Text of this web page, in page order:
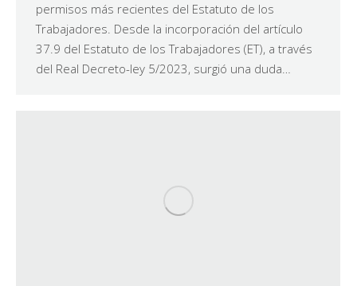
permisos más recientes del Estatuto de los
Trabajadores. Desde la incorporación del artículo
37.9 del Estatuto de los Trabajadores (ET), a través
del Real Decreto-ley 5/2023, surgió una duda…